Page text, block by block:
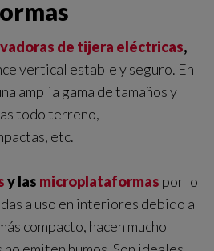
de tijera eléctricas,
vertical estable y seguro. En
amplia gama de tamaños y
todo terreno,
etc.
y las microplataformas por lo
a uso en interiores debido a
compacto, hacen mucho